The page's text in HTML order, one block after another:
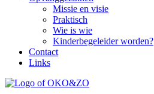
Missie en visie
Praktisch
Wie is wie
Kinderbegeleider worden?
Contact
Links